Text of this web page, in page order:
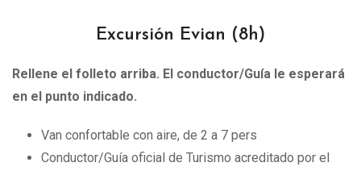
Excursión Evian (8h)
Rellene el folleto arriba. El conductor/Guía le esperará
en el punto indicado.
Van confortable con aire, de 2 a 7 pers
Conductor/Guía oficial de Turismo acreditado por el